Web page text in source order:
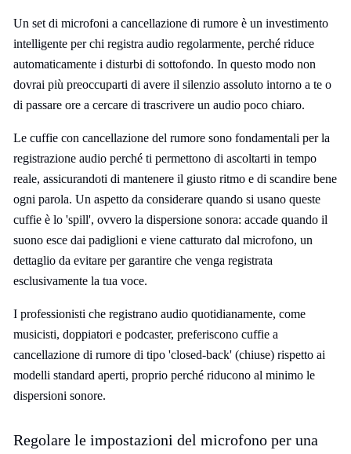
Un set di microfoni a cancellazione di rumore è un investimento
intelligente per chi registra audio regolarmente, perché riduce
automaticamente i disturbi di sottofondo. In questo modo non
dovrai più preoccuparti di avere il silenzio assoluto intorno a te o
di passare ore a cercare di trascrivere un audio poco chiaro.
Le cuffie con cancellazione del rumore sono fondamentali per la
registrazione audio perché ti permettono di ascoltarti in tempo
reale, assicurandoti di mantenere il giusto ritmo e di scandire bene
ogni parola. Un aspetto da considerare quando si usano queste
cuffie è lo 'spill', ovvero la dispersione sonora: accade quando il
suono esce dai padiglioni e viene catturato dal microfono, un
dettaglio da evitare per garantire che venga registrata
esclusivamente la tua voce.
I professionisti che registrano audio quotidianamente, come
musicisti, doppiatori e podcaster, preferiscono cuffie a
cancellazione di rumore di tipo 'closed-back' (chiuse) rispetto ai
modelli standard aperti, proprio perché riducono al minimo le
dispersioni sonore.
Regolare le impostazioni del microfono per una